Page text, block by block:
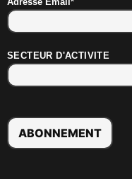
SECTEUR D'ACTIVITE